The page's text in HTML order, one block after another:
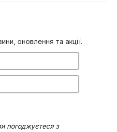
оновлення та акції.
погоджуєтеся з